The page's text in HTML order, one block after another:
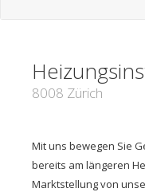
8008 Zürich
Mit uns bewegen Sie
bereits am längeren
Marktstellung von